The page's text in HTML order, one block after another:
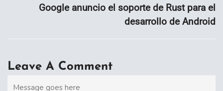
Google anuncio el soporte de Rust para el
desarrollo de Android
Leave A Comment